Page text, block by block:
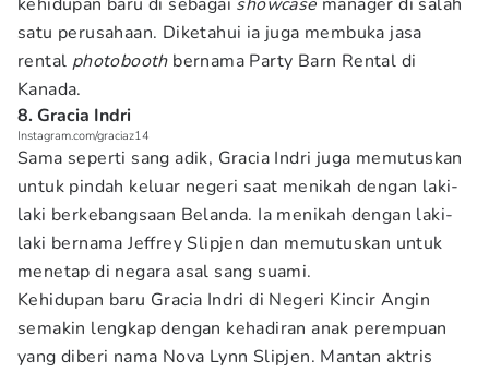
satu perusahaan. Diketahui ia juga membuka jasa
rental photobooth bernama Party Barn Rental di
Kanada.
8. Gracia Indri
Instagram.com/graciaz14
Sama seperti sang adik, Gracia Indri juga memutuskan
untuk pindah keluar negeri saat menikah dengan laki-
laki berkebangsaan Belanda. Ia menikah dengan laki-
laki bernama Jeffrey Slipjen dan memutuskan untuk
menetap di negara asal sang suami.
Kehidupan baru Gracia Indri di Negeri Kincir Angin
semakin lengkap dengan kehadiran anak perempuan
yang diberi nama Nova Lynn Slipjen. Mantan aktris